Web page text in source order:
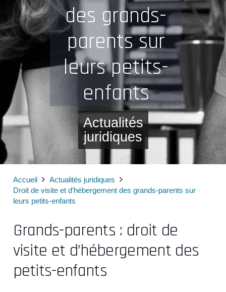
des grands-
parents sur
leurs petits-
enfants
Actualités
juridiques
Accueil
Actualités juridiques
Droit de visite et d’hébergement des grands-parents sur
leurs petits-enfants
Grands-parents : droit de
visite et d’hébergement des
petits-enfants